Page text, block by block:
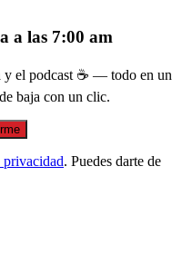
a las 7:00 am
y el podcast ☕ — todo en un
baja con un clic.
privacidad. Puedes darte de